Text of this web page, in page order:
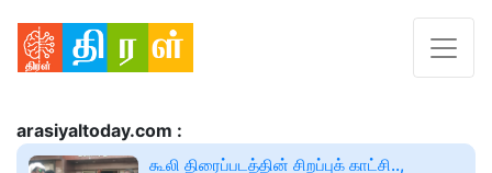
arasiyaltoday.com :
கூலி திரைப்படத்தின் சிறப்புக் காட்சி..,